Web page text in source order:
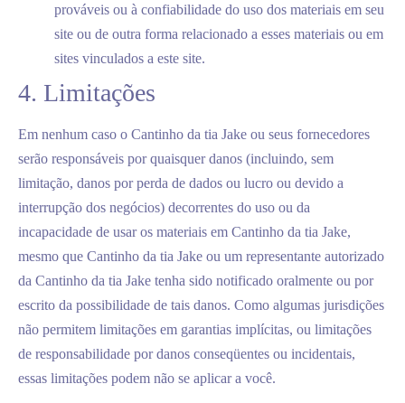
prováveis ​​ou à confiabilidade do uso dos materiais em seu
site ou de outra forma relacionado a esses materiais ou em
sites vinculados a este site.
4. Limitações
Em nenhum caso o Cantinho da tia Jake ou seus fornecedores
serão responsáveis ​​por quaisquer danos (incluindo, sem
limitação, danos por perda de dados ou lucro ou devido a
interrupção dos negócios) decorrentes do uso ou da
incapacidade de usar os materiais em Cantinho da tia Jake,
mesmo que Cantinho da tia Jake ou um representante autorizado
da Cantinho da tia Jake tenha sido notificado oralmente ou por
escrito da possibilidade de tais danos. Como algumas jurisdições
não permitem limitações em garantias implícitas, ou limitações
de responsabilidade por danos conseqüentes ou incidentais,
essas limitações podem não se aplicar a você.